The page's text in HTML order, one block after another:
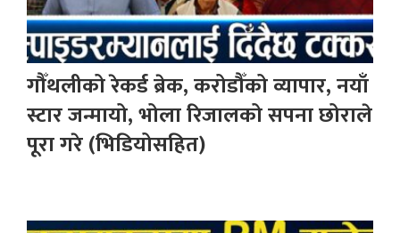
गौँथलीको रेकर्ड ब्रेक, करोडौँको व्यापार, नयाँ
स्टार जन्मायो, भोला रिजालको सपना छोराले
पूरा गरे (भिडियोसहित)